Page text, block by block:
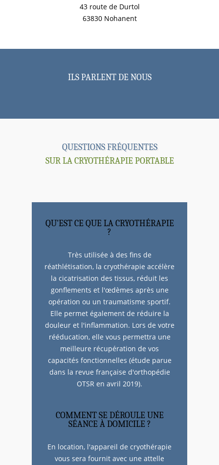
43 route de Durtol
63830 Nohanent
ILS PARLENT DE NOUS
QUESTIONS FRÉQUENTES
SUR LA CRYOTHÉRAPIE PORTABLE
QU'EST CE QUE LA CRYOTHÉRAPIE
?
Très utilisée à des fins de
réathlétisation, la cryothérapie accélère
la cicatrisation des tissus, réduit les
gonflements et l'œdèmes après une
opération ou un traumatisme sportif.
Elle permet également de réduire la
douleur et l'inflammation. Lors de votre
rééducation, elle vous permettra une
meilleure récupération de vos
capacités fonctionnelles (étude parue
dans la revue française d'orthopédie
OTSR en avril 2019).
​COMMENT SE DÉROULE UNE
SÉANCE À DOMICILE ?
En location, l'appareil de cryothérapie
vous sera fournit avec une attelle